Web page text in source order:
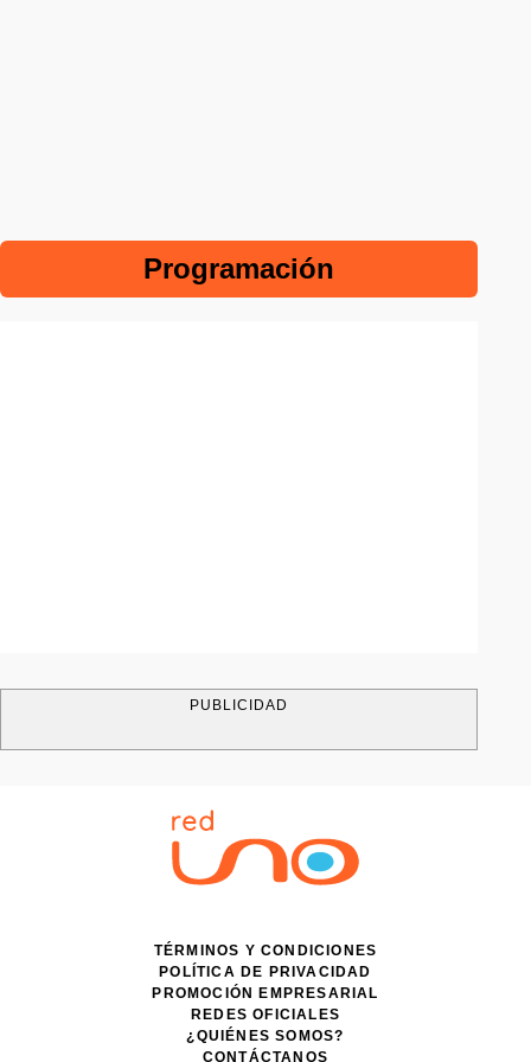
Programación
PUBLICIDAD
TÉRMINOS Y CONDICIONES
POLÍTICA DE PRIVACIDAD
PROMOCIÓN EMPRESARIAL
REDES OFICIALES
¿QUIÉNES SOMOS?
CONTÁCTANOS